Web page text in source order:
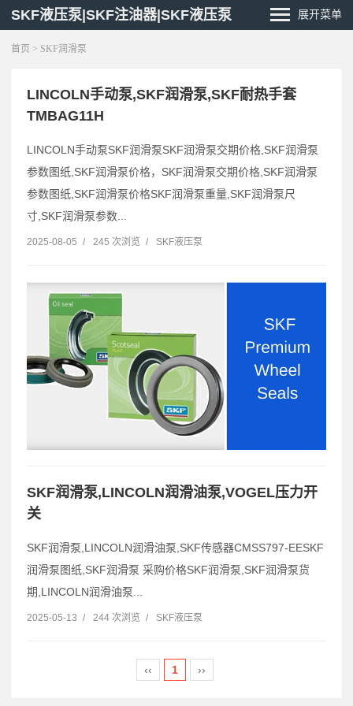
SKF液压泵|SKF注油器|SKF液压泵 展开菜单
首页 > SKF润滑泵
LINCOLN手动泵,SKF润滑泵,SKF耐热手套
TMBAG11H
LINCOLN手动泵SKF润滑泵SKF润滑泵交期价格,SKF润滑泵
参数图纸,SKF润滑泵价格，SKF润滑泵交期价格,SKF润滑泵
参数图纸,SKF润滑泵价格SKF润滑泵重量,SKF润滑泵尺
寸,SKF润滑泵参数...
2025-08-05 / 245 次浏览 / SKF液压泵
SKF润滑泵,LINCOLN润滑油泵,VOGEL压力开
关
SKF润滑泵,LINCOLN润滑油泵,SKF传感器CMSS797-EESKF
润滑泵图纸,SKF润滑泵 采购价格SKF润滑泵,SKF润滑泵货
期,LINCOLN润滑油泵...
2025-05-13 / 244 次浏览 / SKF液压泵
‹‹ 1 ››